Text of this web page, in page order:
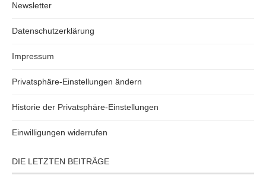
Newsletter
Datenschutzerklärung
Impressum
Privatsphäre-Einstellungen ändern
Historie der Privatsphäre-Einstellungen
Einwilligungen widerrufen
DIE LETZTEN BEITRÄGE